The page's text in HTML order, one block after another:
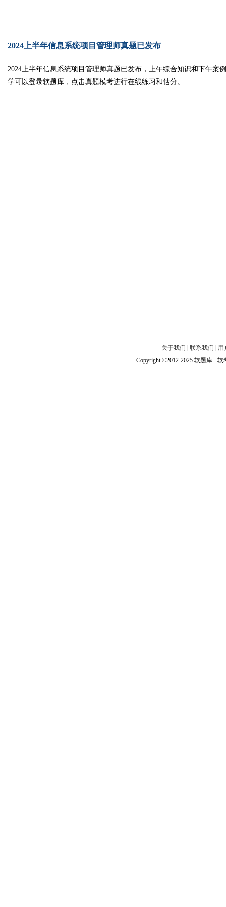
2024上半年信息系统项目管理师真题已发布
2024上半年信息系统项目管理师真题已发布 ，上午综合知识和下午案
学可以登录软题库，点击真题模考进行在线练习和估分。
关于我们 联系我们
用
Copyright ©2012-2025 软题库 -